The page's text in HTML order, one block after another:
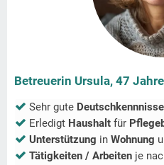
Betreuerin Ursula, 47
Sehr gute Deutschkennnisse
Erledigt Haushalt für
Unterstützung in Wohnung
Tätigkeiten / Arbeiten je